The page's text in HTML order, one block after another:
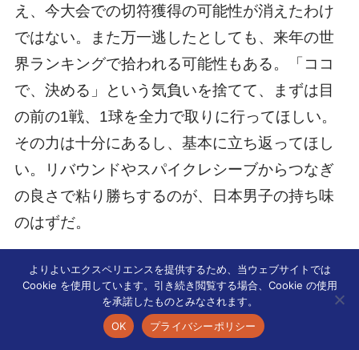
え、今大会での切符獲得の可能性が消えたわけ
ではない。また万一逃したとしても、来年の世
界ランキングで拾われる可能性もある。「ココ
で、決める」という気負いを捨てて、まずは目
の前の1戦、1球を全力で取りに行ってほしい。
その力は十分にあるし、基本に立ち返ってほし
い。リバウンドやスパイクレシーブからつなぎ
の良さで粘り勝ちするのが、日本男子の持ち味
のはずだ。
かっこよく勝とうとしなくていい。泥臭く、粘
り強く白星をつかんでほしい。
よりよいエクスペリエンスを提供するため、当ウェブサイトでは
Cookie を使用しています。引き続き閲覧する場合、Cookie の使用
を承諾したものとみなされます。
OK
プライバシーポリシー